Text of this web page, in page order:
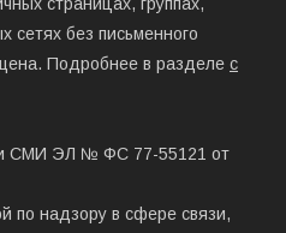
сетях без письменного
Подробнее в разделе с
СМИ ЭЛ № ФС 77-55121 от
по надзору в сфере связи,